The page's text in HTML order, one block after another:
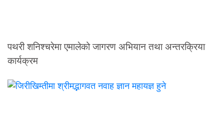
पथरी शनिश्चरेमा एमालेको जागरण अभियान तथा अन्तरक्रिया
कार्यक्रम